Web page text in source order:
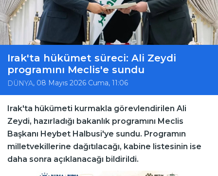
Irak'ta hükümet süreci: Ali Zeydi
programını Meclis'e sundu
DÜNYA, 08 Mayıs 2026 Cuma, 11:06
Irak'ta hükümeti kurmakla görevlendirilen Ali
Zeydi, hazırladığı bakanlık programını Meclis
Başkanı Heybet Halbusi'ye sundu. Programın
milletvekillerine dağıtılacağı, kabine listesinin ise
daha sonra açıklanacağı bildirildi.